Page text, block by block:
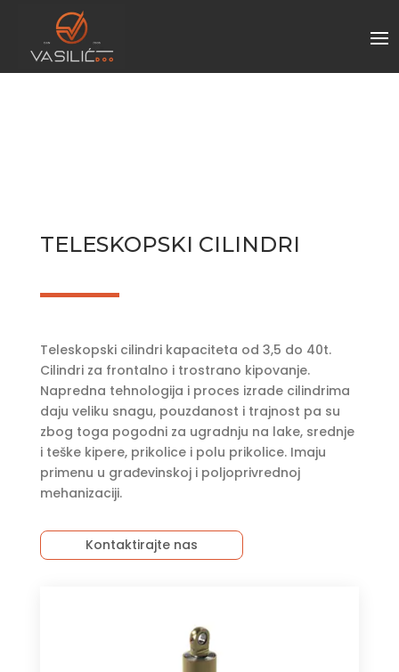
TELESKOPSKI CILINDRI
Teleskopski cilindri kapaciteta od 3,5 do 40t.
Cilindri za frontalno i trostrano kipovanje.
Napredna tehnologija i proces izrade cilindrima
daju veliku snagu, pouzdanost i trajnost pa su
zbog toga pogodni za ugradnju na lake, srednje
i teške kipere, prikolice i polu prikolice. Imaju
primenu u građevinskoj i poljoprivrednoj
mehanizaciji.
Kontaktirajte nas